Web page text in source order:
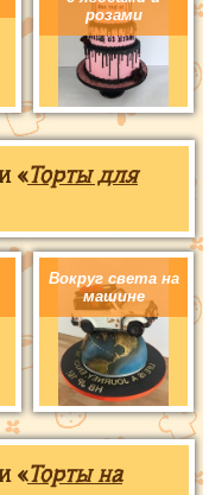
розами
«Торты для
Вокруг света на
машине
«Торты на